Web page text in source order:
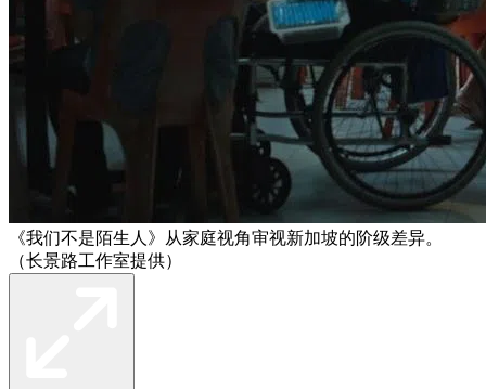
《我们不是陌生人》从家庭视角审视新加坡的阶级差异。
（长景路工作室提供）